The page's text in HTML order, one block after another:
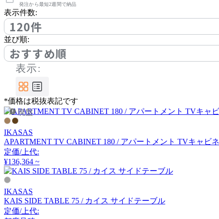
アノニマカステッリ
Another Garden
アナザーガーデン
ARIAKE
アリアケ
arper
アルペール
arrmet
発注から最短2週間で納品
表示件数:
120件
並び順:
おすすめ順
表示:
*価格は税抜表記です
廃盤
IKASAS
APARTMENT TV CABINET 180 / アパートメント TVキャビ
定価/上代:
¥136,364 ~
IKASAS
KAIS SIDE TABLE 75 / カイス サイドテーブル
定価/上代: